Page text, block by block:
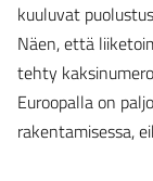
kuuluvat
Näen, että
tehty
Euroopalla on
rakentamisessa,